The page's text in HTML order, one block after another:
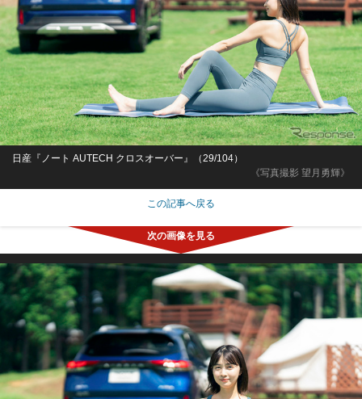
《写真撮影 望月勇輝》
日産『ノート AUTECH クロスオーバー』（29/104）
この記事へ戻る